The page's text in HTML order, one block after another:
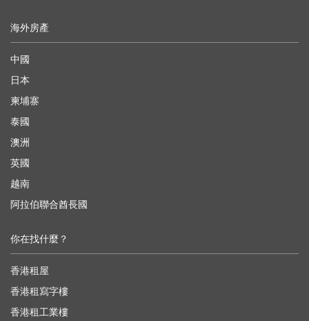
海外房產
中國
日本
柬埔寨
泰國
澳洲
英國
越南
阿拉伯聯合酋長國
你在找什麼？
香港租屋
香港租寫字樓
香港租工業樓